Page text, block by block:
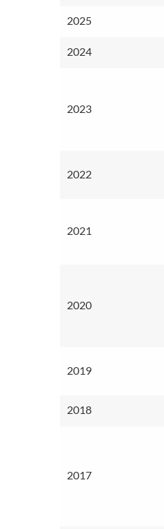
2025
2024
2023
2022
2021
2020
2019
2018
2017